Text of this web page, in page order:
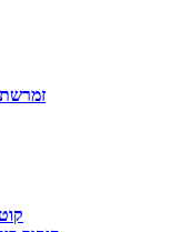
זמרשת